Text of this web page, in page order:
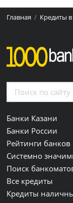
Главная Кредиты
Банки Казани
Банки России
Рейтинги банков
Системно
Поиск
Все кредиты
Кредиты